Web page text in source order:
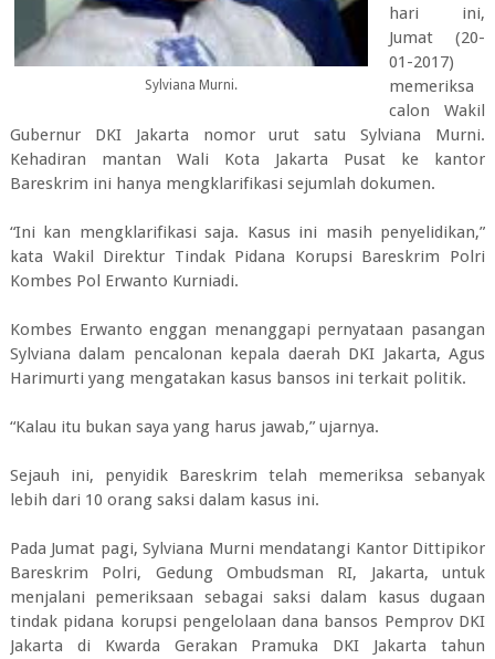
Sylviana Murni.
hari ini,
Jumat (20-
01-2017)
memeriksa
calon Wakil
Gubernur DKI Jakarta nomor urut satu Sylviana Murni.
Kehadiran mantan Wali Kota Jakarta Pusat ke kantor
Bareskrim ini hanya mengklarifikasi sejumlah dokumen.
“Ini kan mengklarifikasi saja. Kasus ini masih penyelidikan,”
kata Wakil Direktur Tindak Pidana Korupsi Bareskrim Polri
Kombes Pol Erwanto Kurniadi.
Kombes Erwanto enggan menanggapi pernyataan pasangan
Sylviana dalam pencalonan kepala daerah DKI Jakarta, Agus
Harimurti yang mengatakan kasus bansos ini terkait politik.
“Kalau itu bukan saya yang harus jawab,” ujarnya.
Sejauh ini, penyidik Bareskrim telah memeriksa sebanyak
lebih dari 10 orang saksi dalam kasus ini.
Pada Jumat pagi, Sylviana Murni mendatangi Kantor Dittipikor
Bareskrim Polri, Gedung Ombudsman RI, Jakarta, untuk
menjalani pemeriksaan sebagai saksi dalam kasus dugaan
tindak pidana korupsi pengelolaan dana bansos Pemprov DKI
Jakarta di Kwarda Gerakan Pramuka DKI Jakarta tahun